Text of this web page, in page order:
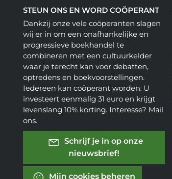
STEUN ONS EN WORD COÖPERANT
Dankzij onze vele coöperanten slagen
wij er in om een onafhankelijke en
progressieve boekhandel te
combineren met een cultuurkelder
waar je terecht kan voor debatten,
optredens en boekvoorstellingen.
Iedereen kan coöperant worden. U
investeert eenmalig 31 euro en krijgt
levenslang 10% korting. Interesse? Mail
ons.
Schrijf je in op onze
nieuwsbrief!
Mijn cookies beheren